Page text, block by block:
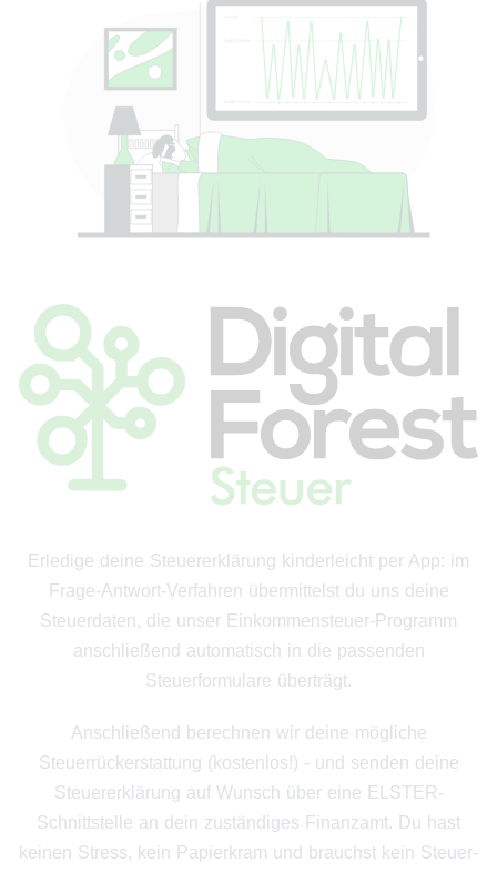
Erledige deine Steuererklärung kinderleicht per App: im
Frage-Antwort-Verfahren übermittelst du uns deine
Steuerdaten, die unser Einkommensteuer-Programm
anschließend automatisch in die passenden
Steuerformulare überträgt.
Anschließend berechnen wir deine mögliche
Steuerrückerstattung (kostenlos!) - und senden deine
Steuererklärung auf Wunsch über eine ELSTER-
Schnittstelle an dein zuständiges Finanzamt. Du hast
keinen Stress, kein Papierkram und brauchst kein Steuer-